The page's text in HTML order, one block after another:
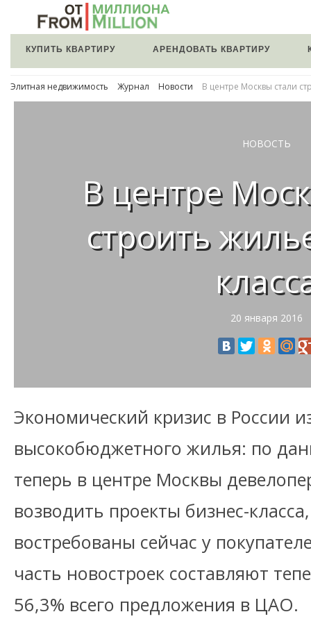
КУПИТЬ КВАРТИРУ АРЕНДОВАТЬ КВАРТИРУ
Элитная недвижимость Журнал Новости В центре Москвы стали
НОВОСТЬ
В центре
строить
20 января 2016
Экономический кризис в России
высокобюджетного жилья: по
теперь в центре Москвы
возводить проекты бизнес-
востребованы сейчас у
часть новостроек составляют
56,3% всего предложения в ЦАО.